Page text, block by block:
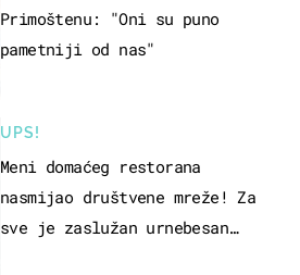
Primoštenu: "Oni su puno
pametniji od nas"
UPS!
Meni domaćeg restorana
nasmijao društvene mreže! Za
sve je zaslužan urnebesan